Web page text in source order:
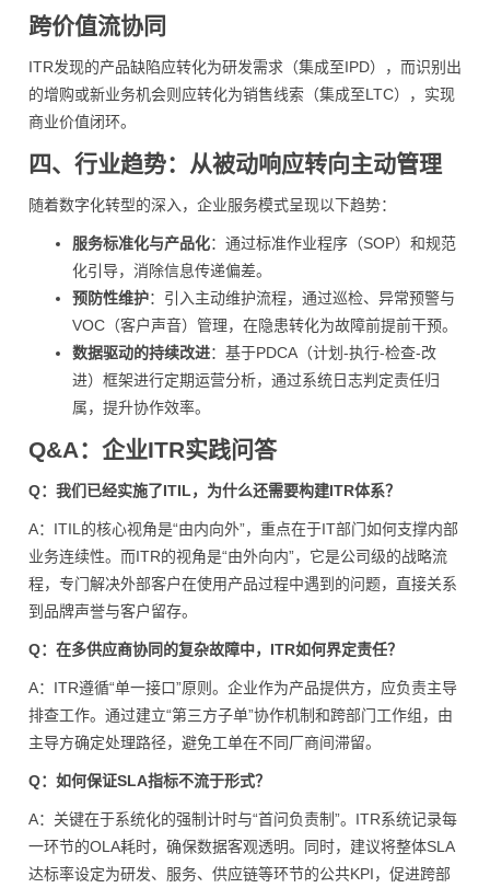
跨价值流协同
ITR发现的产品缺陷应转化为研发需求（集成至IPD），而识别出
的增购或新业务机会则应转化为销售线索（集成至LTC），实现
商业价值闭环。
四、行业趋势：从被动响应转向主动管理
随着数字化转型的深入，企业服务模式呈现以下趋势：
服务标准化与产品化：通过标准作业程序（SOP）和规范
化引导，消除信息传递偏差。
预防性维护：引入主动维护流程，通过巡检、异常预警与
VOC（客户声音）管理，在隐患转化为故障前提前干预。
数据驱动的持续改进：基于PDCA（计划-执行-检查-改
进）框架进行定期运营分析，通过系统日志判定责任归
属，提升协作效率。
Q&A：企业ITR实践问答
Q：我们已经实施了ITIL，为什么还需要构建ITR体系？
A：ITIL的核心视角是“由内向外”，重点在于IT部门如何支撑内部
业务连续性。而ITR的视角是“由外向内”，它是公司级的战略流
程，专门解决外部客户在使用产品过程中遇到的问题，直接关系
到品牌声誉与客户留存。
Q：在多供应商协同的复杂故障中，ITR如何界定责任？
A：ITR遵循“单一接口”原则。企业作为产品提供方，应负责主导
排查工作。通过建立“第三方子单”协作机制和跨部门工作组，由
主导方确定处理路径，避免工单在不同厂商间滞留。
Q：如何保证SLA指标不流于形式？
A：关键在于系统化的强制计时与“首问负责制”。ITR系统记录每
一环节的OLA耗时，确保数据客观透明。同时，建议将整体SLA
达标率设定为研发、服务、供应链等环节的公共KPI，促进跨部